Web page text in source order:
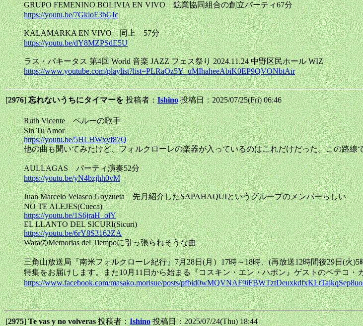
GRUPO FEMENINO BOLIVIA EN VIVO 鉱業協同組合の創立パーティ67分
https://youtu.be/7GkloF3bGIc
KALAMARKA EN VIVO 同上 57分
https://youtu.be/dY8MZPSdE5U
ラス・パキータス 第4回 World 音楽 JAZZ フェス祭り 2024.11.24 中野区民ホール WIZ
https://www.youtube.com/playlist?list=PLRaOz5Y_uMIhaheeAbiK0EP9QVONbtAir
[2976]忘れないうちにタイマーを投稿者：Ishino 投稿日：2025/07/25(Fri) 06:46
Ruth Vicente ペルーの歌手
Sin Tu Amor
https://youtu.be/5HLHWxyf87Q
他の曲も聞いてみたけど、フォルクローレの楽器が入っているのはこれだけだった。この路線
AULLAGAS パーティ演奏52分
https://youtu.be/yN4bzjhh0vM
Juan Marcelo Velasco Goyzueta 先月紹介したSAPAHAQUIというグループのメンバーらしい
NO TE ALEJES(Cueca)
https://youtu.be/1S6jraH_olY
EL LLANTO DEL SICURI(Sicuri)
https://youtu.be/6rY8S3162ZA
WaraのMemorias del Tiempoに引っ張られそうな曲
三角山放送局『南米フォルクローレ紀行』7月28日(月）17時～18時、(再放送12時間後29日(火
特集をお届けします。また10月11日から始まる『コスキン・エン・ハポン』ゲストのペテコ
https://www.facebook.com/masako.morisue/posts/
[2975]Te vas y no volveras投稿者：Ishino 投稿日：2025/07/24(Thu) 18:44